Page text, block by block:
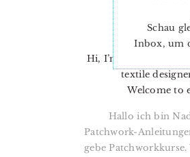
Hi, I’m Nadra. I’m a
textile
Welcome to
Hallo ich bin
Patchwork-
gebe
Schau
Inbox, um